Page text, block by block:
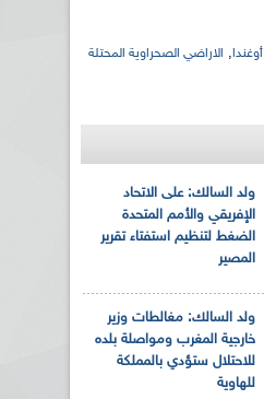
أوغندا, الاراضي الصحراوية المحتلة
ولد السالك: على الاتحاد
الإفريقي والأمم المتحدة
الضغط لتنظيم استفتاء تقرير
المصير
ولد السالك: مغالطات وزير
خارجية المغرب ومواصلة بلده
للاحتلال ستؤدي بالمملكة
للهاوية